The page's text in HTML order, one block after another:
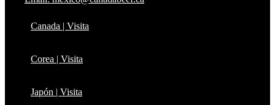
Canada | Visita
Corea | Visita
Japón | Visita